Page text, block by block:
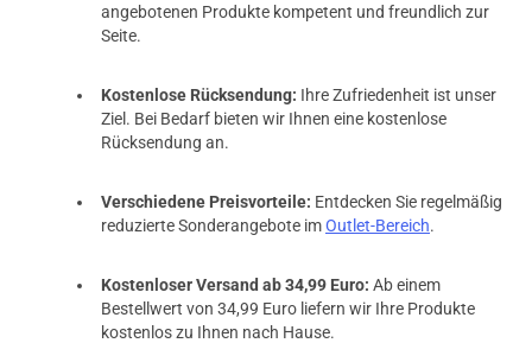
angebotenen Produkte kompetent und freundlich zur
Seite.
Kostenlose Rücksendung: Ihre Zufriedenheit ist unser
Ziel. Bei Bedarf bieten wir Ihnen eine kostenlose
Rücksendung an.
Verschiedene Preisvorteile: Entdecken Sie regelmäßig
reduzierte Sonderangebote imOutlet-Bereich.
Kostenloser Versand ab 34,99 Euro: Ab einem
Bestellwert von 34,99 Euro liefern wir Ihre Produkte
kostenlos zu Ihnen nach Hause.